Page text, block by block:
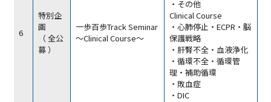
・その他
Clinical Course
・心肺停止・ECPR・脳
保護戦略
・肝腎不全・血液浄化
・循環不全・循環管
理・補助循環
・敗血症
・DIC
6
特別企
画
（ 全公
募 ）
一歩百歩Track Seminar
～Clinical Course～